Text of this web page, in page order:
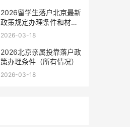
2026留学生落户北京最新
政策规定办理条件和材料
及流程
2026-03-18
2026北京亲属投靠落户政
策办理条件（所有情况）
2026-03-18